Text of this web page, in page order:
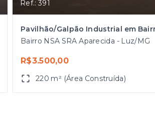
Ref.: 391
Bairro NSA SRA Aparecida - Luz/MG
R$3.500,00
220 m² (Área Construída)